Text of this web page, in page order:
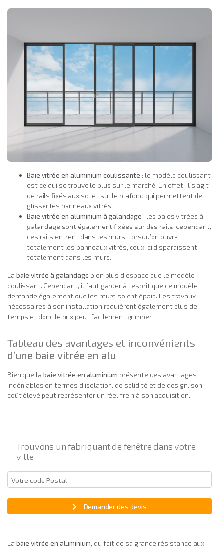
Baie vitrée en aluminium coulissante : le modèle coulissant
est ce qui se trouve le plus sur le marché. En effet, il s’agit
de rails fixés aux sol et sur le plafond qui permettent de
glisser les panneaux vitrés.
Baie vitrée en aluminium à galandage : les baies vitrées à
galandage sont également fixées sur des rails, cependant,
ces rails entrent dans les murs. Lorsqu’on ouvre
totalement les panneaux vitrés, ceux-ci disparaissent
totalement dans les murs.
La baie vitrée à galandage bien plus d’espace que le modèle
coulissant. Cependant, il faut garder à l’esprit que ce modèle
demande également que les murs soient épais. Les travaux
nécessaires à son installation requièrent également plus de
temps et donc le prix peut facilement grimper.
Tableau des avantages et inconvénients
d’une baie vitrée en alu
Bien que la baie vitrée en aluminium présente des avantages
indéniables en termes d’isolation, de solidité et de design, son
coût élevé peut représenter un réel frein à son acquisition.
Trouvons un fabriquant de fenêtre dans votre
ville
Demander des devis
La baie vitrée en aluminium, du fait de sa grande résistance aux